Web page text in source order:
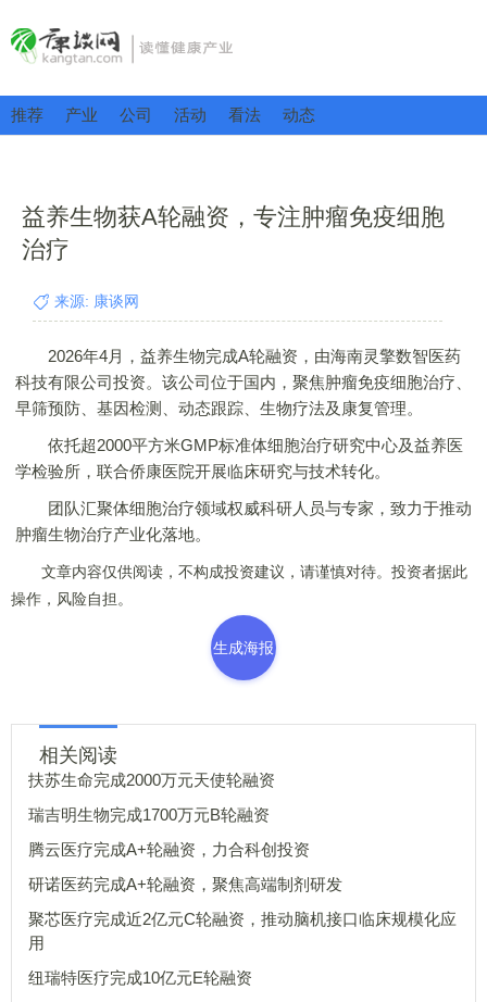
推荐 产业 公司 活动 看法 动态
益养生物获A轮融资，专注肿瘤免疫细胞
治疗
来源: 康谈网
2026年4月，益养生物完成A轮融资，由海南灵擎数智医药
科技有限公司投资。该公司位于国内，聚焦肿瘤免疫细胞治疗、
早筛预防、基因检测、动态跟踪、生物疗法及康复管理。
依托超2000平方米GMP标准体细胞治疗研究中心及益养医
学检验所，联合侨康医院开展临床研究与技术转化。
团队汇聚体细胞治疗领域权威科研人员与专家，致力于推动
肿瘤生物治疗产业化落地。
文章内容仅供阅读，不构成投资建议，请谨慎对待。投资者据此
操作，风险自担。
生成海报
相关阅读
扶苏生命完成2000万元天使轮融资
瑞吉明生物完成1700万元B轮融资
腾云医疗完成A+轮融资，力合科创投资
研诺医药完成A+轮融资，聚焦高端制剂研发
聚芯医疗完成近2亿元C轮融资，推动脑机接口临床规模化应
用
纽瑞特医疗完成10亿元E轮融资